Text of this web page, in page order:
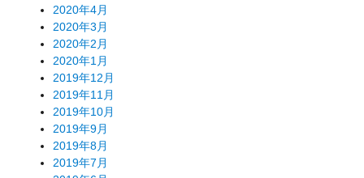
2020年4月
2020年3月
2020年2月
2020年1月
2019年12月
2019年11月
2019年10月
2019年9月
2019年8月
2019年7月